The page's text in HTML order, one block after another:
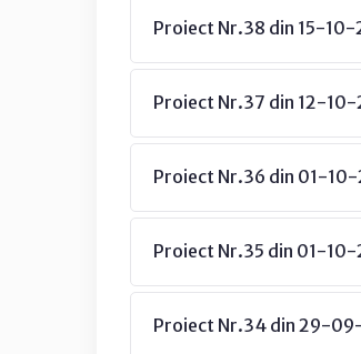
Proiect Nr.38 din 15-10-
Proiect Nr.37 din 12-10-
Proiect Nr.36 din 01-10-
Proiect Nr.35 din 01-10-
Proiect Nr.34 din 29-